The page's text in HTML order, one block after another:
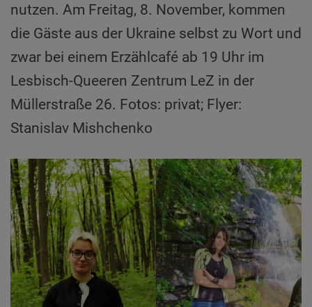
nutzen. Am Freitag, 8. November, kommen
die Gäste aus der Ukraine selbst zu Wort und
zwar bei einem Erzählcafé ab 19 Uhr im
Lesbisch-Queeren Zentrum LeZ in der
Müllerstraße 26. Fotos: privat; Flyer:
Stanislav Mishchenko